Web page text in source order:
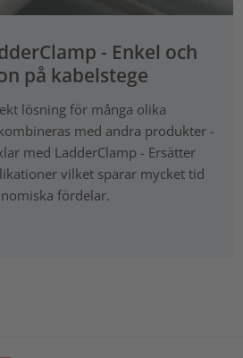
- Enkel och
på kabelstege
lösning för många olika
med andra produkter -
med LadderClamp - Ersätter
vilket sparar mycket tid
fördelar.